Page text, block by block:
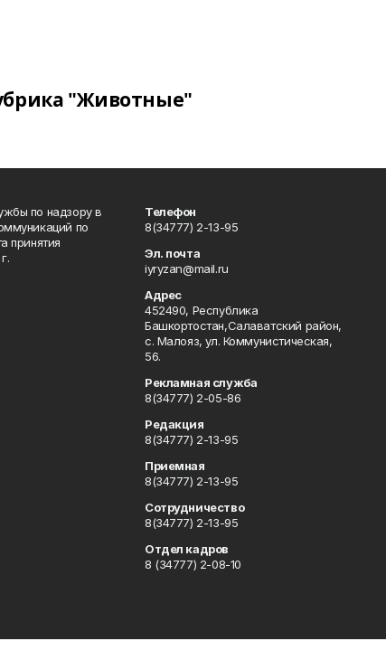
"Животные"
по надзору в
по
принятия
Телефон
8(34777) 2-13-95
Эл. почта
iyryzan@mail.ru
Адрес
452490, Республика
Башкортостан,Салаватский район,
с. Малояз, ул. Коммунистическая,
56.
Рекламная служба
8(34777) 2-05-86
Редакция
8(34777) 2-13-95
Приемная
8(34777) 2-13-95
Сотрудничество
8(34777) 2-13-95
Отдел кадров
8 (34777) 2-08-10